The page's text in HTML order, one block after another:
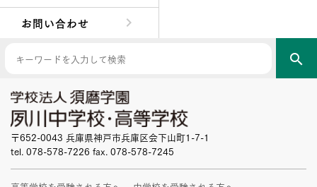
お問い合わせ
search
〒652-0043 兵庫県神戸市兵庫区会下山町1-7-1
tel. 078-578-7226 fax. 078-578-7245